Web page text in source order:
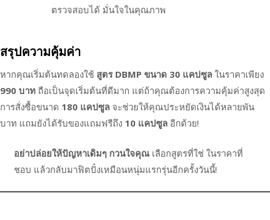
ตรวจสอบได้ มั่นใจในคุณภาพ
สรุปความคุ้มค่า
หากคุณเริ่มต้นทดลองใช้ สูตร DBMP ขนาด 30 แคปซูล ในราคาเพียง
990 บาท ถือเป็นจุดเริ่มต้นที่ดีมาก แต่ถ้าคุณต้องการความคุ้มค่าสูงสุด
การสั่งซื้อขนาด 180 แคปซูล จะช่วยให้คุณประหยัดเงินได้หลายพัน
บาท แถมยังได้รับของแถมฟรีถึง 10 แคปซูล อีกด้วย!
อย่าปล่อยให้ปัญหาเดิมๆ กวนใจคุณเลือกสูตรที่ใช่ ในราคาที่
ชอบ แล้วกลับมาฟิตปั๋งเหมือนหนุ่มแรกรุ่นอีกครั้งวันนี้!